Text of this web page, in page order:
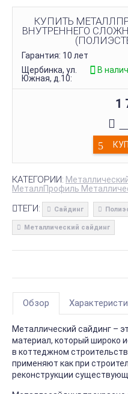
КУПИТЬ
ВНУТРЕННЕГО
Гарантия: 10 лет
Щербинка, ул.
Южная, д.10:
В
1
КАТЕГОРИИ:
МеталлПрофиль
ТЕГИ: Сайдинг
Металлический сайдинг
Обзор
Металлический сайдинг –
материал, который широко
в коттеджном
применяют как при
реконструкции